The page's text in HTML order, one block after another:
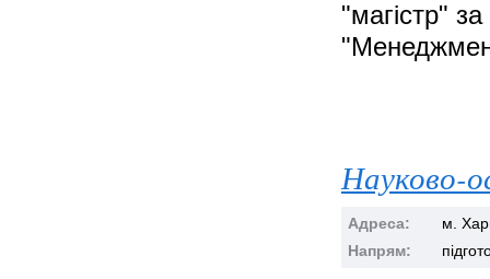
"магістр"
Науково-
Адреса:
м.
Напрям: